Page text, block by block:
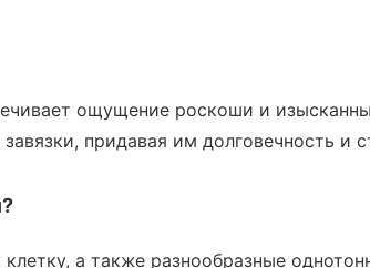
ощущение роскоши и
придавая им долговечность и
а также разнообразные